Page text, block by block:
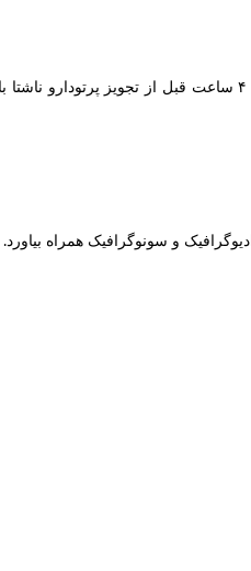
برای مشاهده کیسه صفرا، بیمار باید حداقل برای ۲
و سونوگرافیک همراه